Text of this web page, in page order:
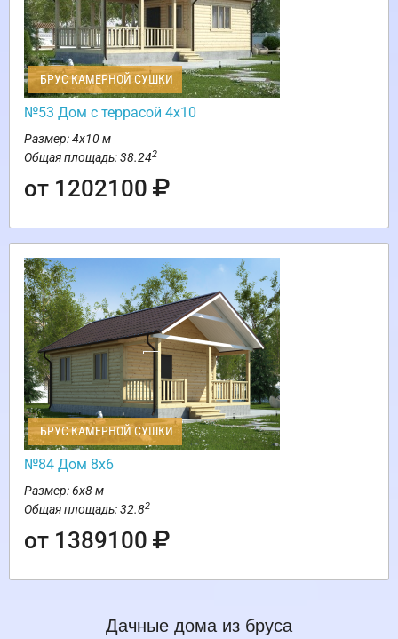
БРУС КАМЕРНОЙ СУШКИ
№53 Дом с террасой 4х10
Размер: 4х10 м
Общая площадь: 38.242
от 1202100
БРУС КАМЕРНОЙ СУШКИ
№84 Дом 8х6
Размер: 6х8 м
Общая площадь: 32.82
от 1389100
Дачные дома из бруса